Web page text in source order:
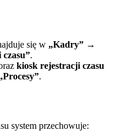
się w „Kadry” →
.
kiosk rejestracji czasu
.
system przechowuje: